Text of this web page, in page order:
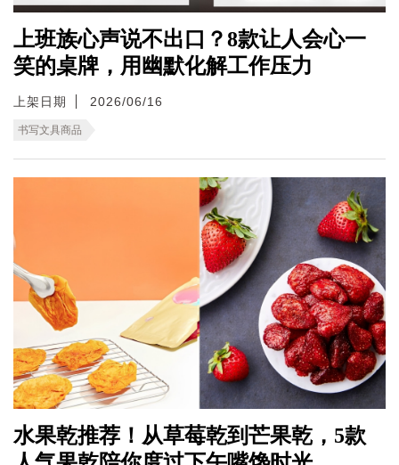
上班族心声说不出口？8款让人会心一
笑的桌牌，用幽默化解工作压力
上架日期 2026/06/16
书写文具商品
水果乾推荐！从草莓乾到芒果乾，5款